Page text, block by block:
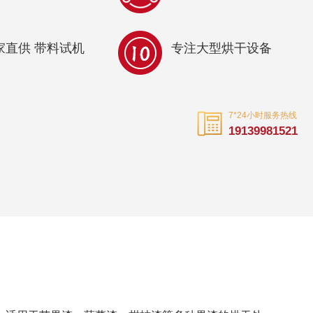
直供 带料试机 专注大型烘干设备
7*24小时服务热线
19139981521